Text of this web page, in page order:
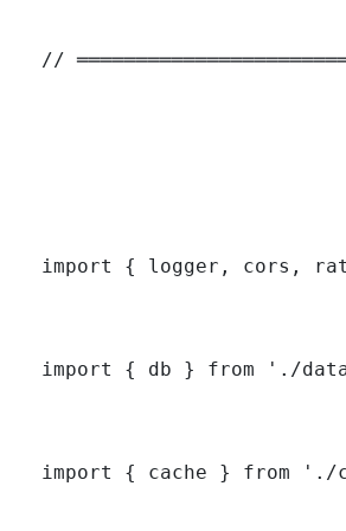
//
import { logger, cors,
import { db } from './
import { cache } from './